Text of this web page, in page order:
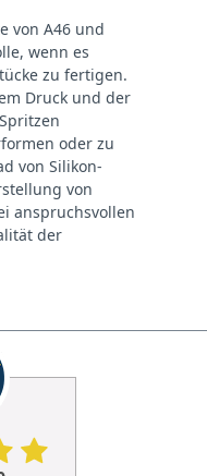
von A46 und
wenn es
zu fertigen.
Druck und der
oder zu
von Silikon-
von
anspruchsvollen
der